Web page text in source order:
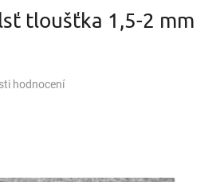
tloušťka 1,5-2 mm
hodnocení